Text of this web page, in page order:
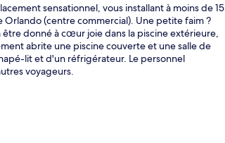
Hall
sensationnel, vous installant à moins de 15
(centre commercial). Une petite faim ?
donné à cœur joie dans la piscine extérieure,
abrite une piscine couverte et une salle de
lit et d'un réfrigérateur. Le personnel
voyageurs.